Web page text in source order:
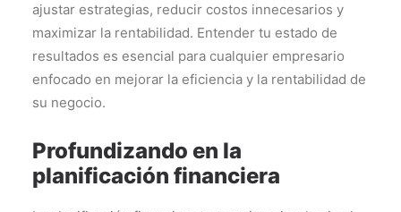
ajustar estrategias, reducir costos innecesarios y
maximizar la rentabilidad. Entender tu estado de
resultados es esencial para cualquier empresario
enfocado en mejorar la eficiencia y la rentabilidad de
su negocio.
Profundizando en la
planificación financiera